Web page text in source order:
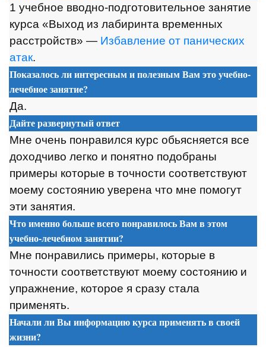
1 учебное вводно-подготовительное занятие
курса «Выход из лабиринта временных
расстройств» — Избавление от панических
атак.
Показалось ли интересным и полезным Вам это учебно-
лечебное занятие?
Да.
Дайте развернутый ответ
Мне очень понравился курс обьясняется все
доходчиво легко и понятно подобраны
примеры которые в точности соответствуют
моему состоянию уверена что мне помогут
эти занятия.
Что именно больше всего понравилось Вам в этом
учебно-лечебном занятии?
Мне понравились примеры, которые в
точности соответствуют моему состоянию и
упражнение, которое я сразу стала
применять.
Начали ли Вы информацию курса применять в своей
жизни?